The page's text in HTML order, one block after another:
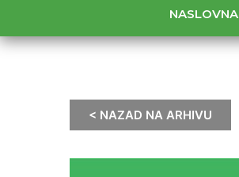
NASLOVNA
< NAZAD NA ARHIVU